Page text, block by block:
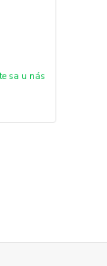
sa u nás